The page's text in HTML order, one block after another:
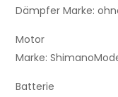
Dämpfer Marke:
Motor
Marke: Shimano
Batterie